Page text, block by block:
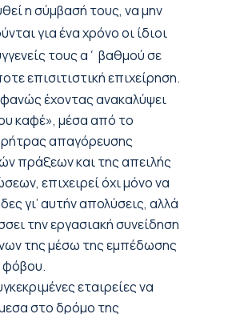
η σύμβασή τους, να μην
για ένα χρόνο οι ίδιοι
τους α΄ βαθμού σε
επισιτιστική επιχείρηση.
έχοντας ανακαλύψει
καφέ», μέσα από το
απαγόρευσης
πράξεων και της απειλής
επιχειρεί όχι μόνο να
γι’ αυτήν απολύσεις, αλλά
την εργασιακή συνείδηση
της μέσω της εμπέδωσης
φόβου.
εταιρείες να
στο δρόμο της